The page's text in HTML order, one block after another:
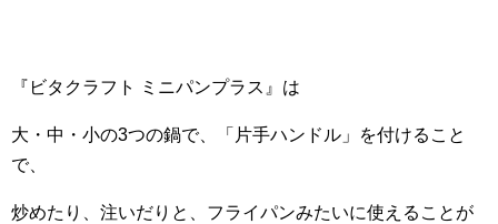
『ビタクラフト ミニパンプラス』は
大・中・小の3つの鍋で、「片手ハンドル」を付けること
で、
炒めたり、注いだりと、フライパンみたいに使えることが